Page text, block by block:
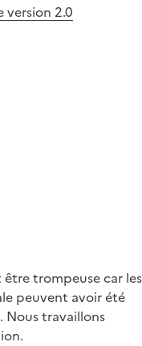
version 2.0
trompeuse car les
peuvent avoir été
Nous travaillons